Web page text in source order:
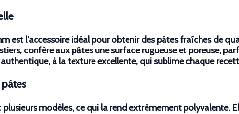
est l’accessoire idéal pour obtenir des pâtes fraîches de
confère aux pâtes une surface rugueuse et poreuse,
à la texture excellente, qui sublime chaque
modèles, ce qui la rend extrêmement polyvalente.